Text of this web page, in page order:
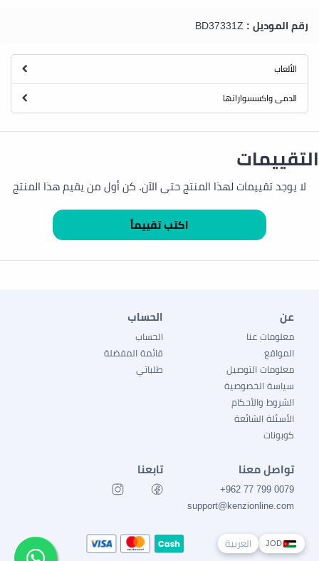
رقم الموديل : BD37331Z
الألعاب
الدمى واكسسواراتها
التقييمات
لا يوجد تقييمات لهذا المنتج حتى الآن. كن أول من يقيم هذا المنتج
عن
معلومات عنا
المواقع
معلومات التوصيل
سياسة الخصوصية
الشروط والأحكام
الأسئلة الشائعة
كوبونات
الحساب
الحساب
قائمة المفضلة
طلباتي
تواصل معنا
0079 799 77 962+
support@kenzionline.com
تابعنا
JOD العربية